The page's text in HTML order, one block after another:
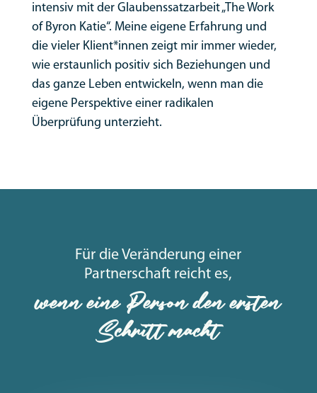
intensiv mit der Glaubenssatzarbeit „The Work
of Byron Katie“. Meine eigene Erfahrung und
die vieler Klient*innen zeigt mir immer wieder,
wie erstaunlich positiv sich Beziehungen und
das ganze Leben entwickeln, wenn man die
eigene Perspektive einer radikalen
Überprüfung unterzieht.
Für die Veränderung einer
Partnerschaft reicht es,
wenn eine Person den ersten
Schritt macht